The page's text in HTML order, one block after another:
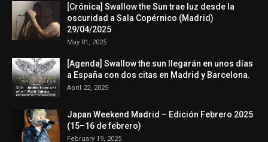
[Crónica] Swallow the Sun trae luz desde la
oscuridad a Sala Copérnico (Madrid)
29/04/2025
May 01, 2025
[Agenda] Swallow the sun llegarán en unos días
a España con dos citas en Madrid y Barcelona.
April 22, 2025
Japan Weekend Madrid – Edición Febrero 2025
(15–16 de febrero)
February 19, 2025